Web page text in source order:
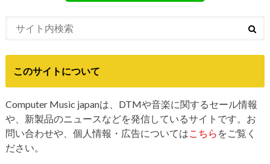
Computer Music japanは、DTMや音楽に関するセール情報
や、新製品のニュースなどを発信しているサイトです。お
問い合わせや、個人情報・広告についてはこちらをご覧く
ださい。
トップ